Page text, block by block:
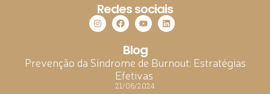
Redes sociais
Blog
Prevenção da Síndrome de Burnout: Estratégias
Efetivas
21/06/2024